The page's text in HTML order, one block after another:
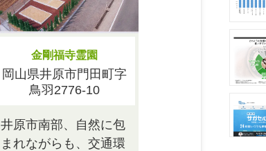
金剛福寺霊園
岡山県井原市門田町字
鳥羽2776-10
井原市南部、自然に包
まれながらも、交通環